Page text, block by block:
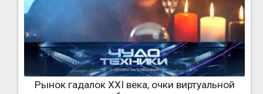
Рынок гадалок XXI века, очки виртуальной